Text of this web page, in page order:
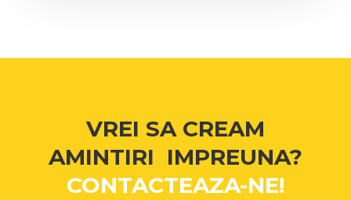
VREI SA CREAM
AMINTIRI IMPREUNA?
CONTACTEAZA-NE!